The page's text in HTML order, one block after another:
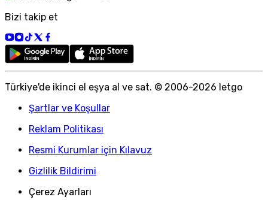
Bizi takip et
Türkiye'de ikinci el eşya al ve sat. © 2006-2026 letgo
Şartlar ve Koşullar
Reklam Politikası
Resmi Kurumlar için Kılavuz
Gizlilik Bildirimi
Çerez Ayarları